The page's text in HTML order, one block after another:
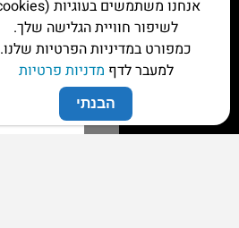
לשיפור חוויית הגלישה שלך.
כמפורט במדיניות הפרטיות שלנו.
למעבר לדף מדניות פרטיות